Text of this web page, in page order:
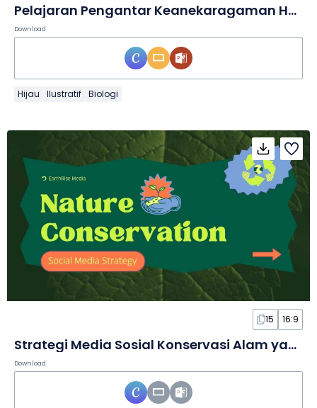
Pelajaran Pengantar Keanekaragaman Hayati untuk SMP dalam Slide
Download
Hijau Ilustratif Biologi
15 16:9
Strategi Media Sosial Konservasi Alam yang Lucu dalam Slide
Download